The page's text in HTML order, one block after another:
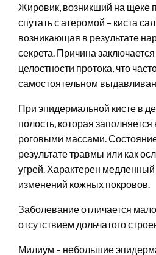
Жировик, возникший на щеке
спутать с атеромой – киста
возникающая в результате
секрета. Причина
целостности протока, что
самостоятельном
При эпидермальной кисте в
полость, которая
роговыми массами.
результате травмы или как
угрей. Характерен медленный
изменений кожных покровов.
Заболевание отличается
отсутствием дольчатого
Милиум – небольшие